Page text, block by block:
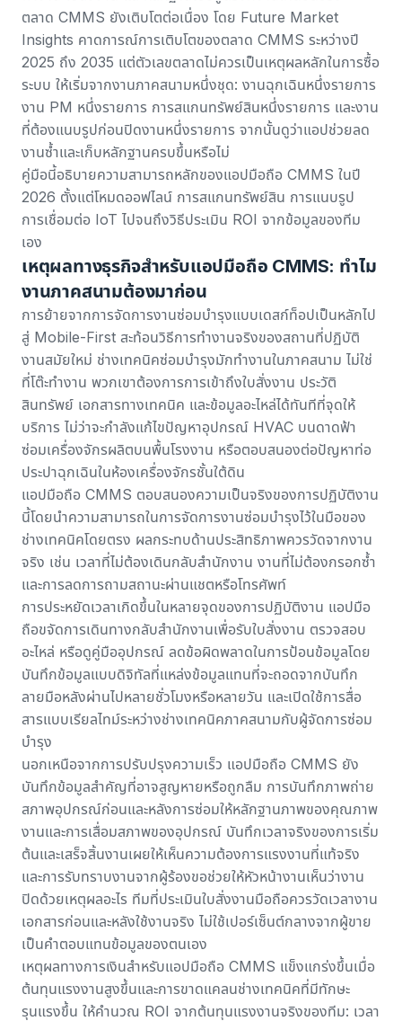
ตลาด CMMS ยังเติบโตต่อเนื่อง โดย Future Market
Insights คาดการณ์การเติบโตของตลาด CMMS ระหว่างปี
2025 ถึง 2035 แต่ตัวเลขตลาดไม่ควรเป็นเหตุผลหลักในการซื้อ
ระบบ ให้เริ่มจากงานภาคสนามหนึ่งชุด: งานฉุกเฉินหนึ่งรายการ
งาน PM หนึ่งรายการ การสแกนทรัพย์สินหนึ่งรายการ และงาน
ที่ต้องแนบรูปก่อนปิดงานหนึ่งรายการ จากนั้นดูว่าแอปช่วยลด
งานซ้ำและเก็บหลักฐานครบขึ้นหรือไม่
คู่มือนี้อธิบายความสามารถหลักของแอปมือถือ CMMS ในปี
2026 ตั้งแต่โหมดออฟไลน์ การสแกนทรัพย์สิน การแนบรูป
การเชื่อมต่อ IoT ไปจนถึงวิธีประเมิน ROI จากข้อมูลของทีม
เอง
เหตุผลทางธุรกิจสำหรับแอปมือถือ CMMS: ทำไม
งานภาคสนามต้องมาก่อน
การย้ายจากการจัดการงานซ่อมบำรุงแบบเดสก์ท็อปเป็นหลักไป
สู่ Mobile-First สะท้อนวิธีการทำงานจริงของสถานที่ปฏิบัติ
งานสมัยใหม่ ช่างเทคนิคซ่อมบำรุงมักทำงานในภาคสนาม ไม่ใช่
ที่โต๊ะทำงาน พวกเขาต้องการการเข้าถึงใบสั่งงาน ประวัติ
สินทรัพย์ เอกสารทางเทคนิค และข้อมูลอะไหล่ได้ทันทีที่จุดให้
บริการ ไม่ว่าจะกำลังแก้ไขปัญหาอุปกรณ์ HVAC บนดาดฟ้า
ซ่อมเครื่องจักรผลิตบนพื้นโรงงาน หรือตอบสนองต่อปัญหาท่อ
ประปาฉุกเฉินในห้องเครื่องจักรชั้นใต้ดิน
แอปมือถือ CMMS ตอบสนองความเป็นจริงของการปฏิบัติงาน
นี้โดยนำความสามารถในการจัดการงานซ่อมบำรุงไว้ในมือของ
ช่างเทคนิคโดยตรง ผลกระทบด้านประสิทธิภาพควรวัดจากงาน
จริง เช่น เวลาที่ไม่ต้องเดินกลับสำนักงาน งานที่ไม่ต้องกรอกซ้ำ
และการลดการถามสถานะผ่านแชตหรือโทรศัพท์
การประหยัดเวลาเกิดขึ้นในหลายจุดของการปฏิบัติงาน แอปมือ
ถือขจัดการเดินทางกลับสำนักงานเพื่อรับใบสั่งงาน ตรวจสอบ
อะไหล่ หรือดูคู่มืออุปกรณ์ ลดข้อผิดพลาดในการป้อนข้อมูลโดย
บันทึกข้อมูลแบบดิจิทัลที่แหล่งข้อมูลแทนที่จะถอดจากบันทึก
ลายมือหลังผ่านไปหลายชั่วโมงหรือหลายวัน และเปิดใช้การสื่อ
สารแบบเรียลไทม์ระหว่างช่างเทคนิคภาคสนามกับผู้จัดการซ่อม
บำรุง
นอกเหนือจากการปรับปรุงความเร็ว แอปมือถือ CMMS ยัง
บันทึกข้อมูลสำคัญที่อาจสูญหายหรือถูกลืม การบันทึกภาพถ่าย
สภาพอุปกรณ์ก่อนและหลังการซ่อมให้หลักฐานภาพของคุณภาพ
งานและการเสื่อมสภาพของอุปกรณ์ บันทึกเวลาจริงของการเริ่ม
ต้นและเสร็จสิ้นงานเผยให้เห็นความต้องการแรงงานที่แท้จริง
และการรับทราบงานจากผู้ร้องขอช่วยให้หัวหน้างานเห็นว่างาน
ปิดด้วยเหตุผลอะไร ทีมที่ประเมินใบสั่งงานมือถือควรวัดเวลางาน
เอกสารก่อนและหลังใช้งานจริง ไม่ใช้เปอร์เซ็นต์กลางจากผู้ขาย
เป็นคำตอบแทนข้อมูลของตนเอง
เหตุผลทางการเงินสำหรับแอปมือถือ CMMS แข็งแกร่งขึ้นเมื่อ
ต้นทุนแรงงานสูงขึ้นและการขาดแคลนช่างเทคนิคที่มีทักษะ
รุนแรงขึ้น ให้คำนวณ ROI จากต้นทุนแรงงานจริงของทีม: เวลา